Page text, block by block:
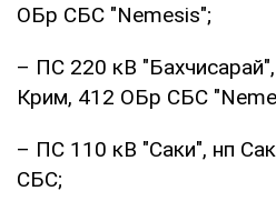
ОБр СБС "Nemesis";
– ПС 220 кВ
Крим, 412 ОБр СБС
– ПС 110 кВ "Саки", нп
СБС;